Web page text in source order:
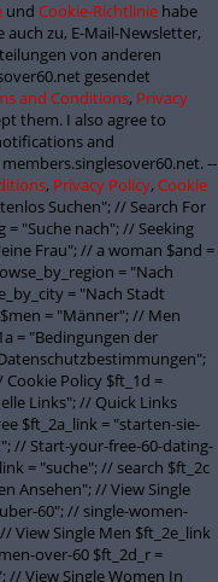
und Cookie-Richtlinie habe
zu, E-Mail-Newsletter,
von anderen
gesendet
and Conditions, Privacy
them. I also agree to
and
--
, Privacy Policy, Cookie
Suchen"; // Search For
= "Suche nach"; // Seeking
Frau"; // a woman $and =
= "Nach
= "Nach Stadt
= "Männer"; // Men
= "Bedingungen der
Policy $ft_1d =
Links"; // Quick Links
$ft_2a_link = "starten-sie-
// Start-your-free-60-dating-
= "suche"; // search $ft_2c
Ansehen"; // View Single
60"; // single-women-
View Single Men $ft_2e_link
over-60 $ft_2d_r =
// View Single Women In